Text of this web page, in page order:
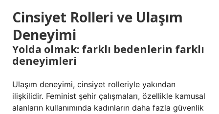
Cinsiyet Rolleri ve Ulaşım
Deneyimi
Yolda olmak: farklı bedenlerin farklı
deneyimleri
Ulaşım deneyimi, cinsiyet rolleriyle yakından
ilişkilidir. Feminist şehir çalışmaları, özellikle kamusal
alanların kullanımında kadınların daha fazla güvenlik